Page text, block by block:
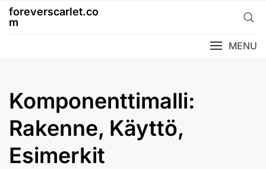
Skipforeverscarlet.co
m
MENU
Komponenttimalli:
Rakenne, Käyttö,
Esimerkit